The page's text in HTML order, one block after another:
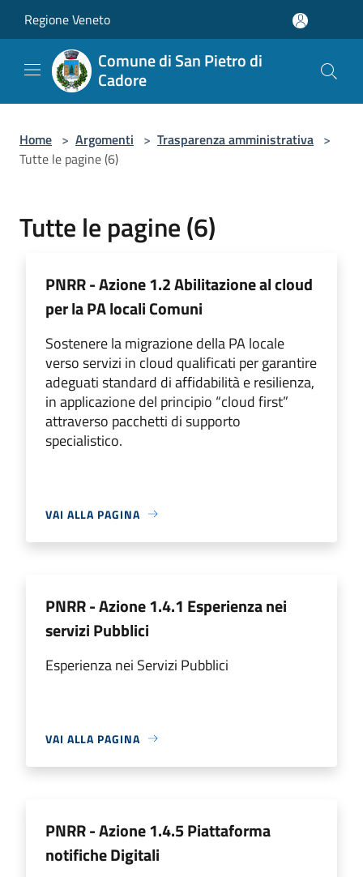
Regione Veneto
Comune di San Pietro di
Cadore
Home > Argomenti > Trasparenza amministrativa >
Tutte le pagine (6)
Tutte le pagine (6)
PNRR - Azione 1.2 Abilitazione al cloud
per la PA locali Comuni
Sostenere la migrazione della PA locale
verso servizi in cloud qualificati per garantire
adeguati standard di affidabilità e resilienza,
in applicazione del principio “cloud first”
attraverso pacchetti di supporto
specialistico.
VAI ALLA PAGINA
PNRR - Azione 1.4.1 Esperienza nei
servizi Pubblici
Esperienza nei Servizi Pubblici
VAI ALLA PAGINA
PNRR - Azione 1.4.5 Piattaforma
notifiche Digitali